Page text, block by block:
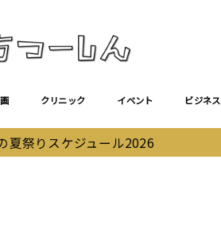
クリニック イベント ビジネス
夏祭りスケジュール2026